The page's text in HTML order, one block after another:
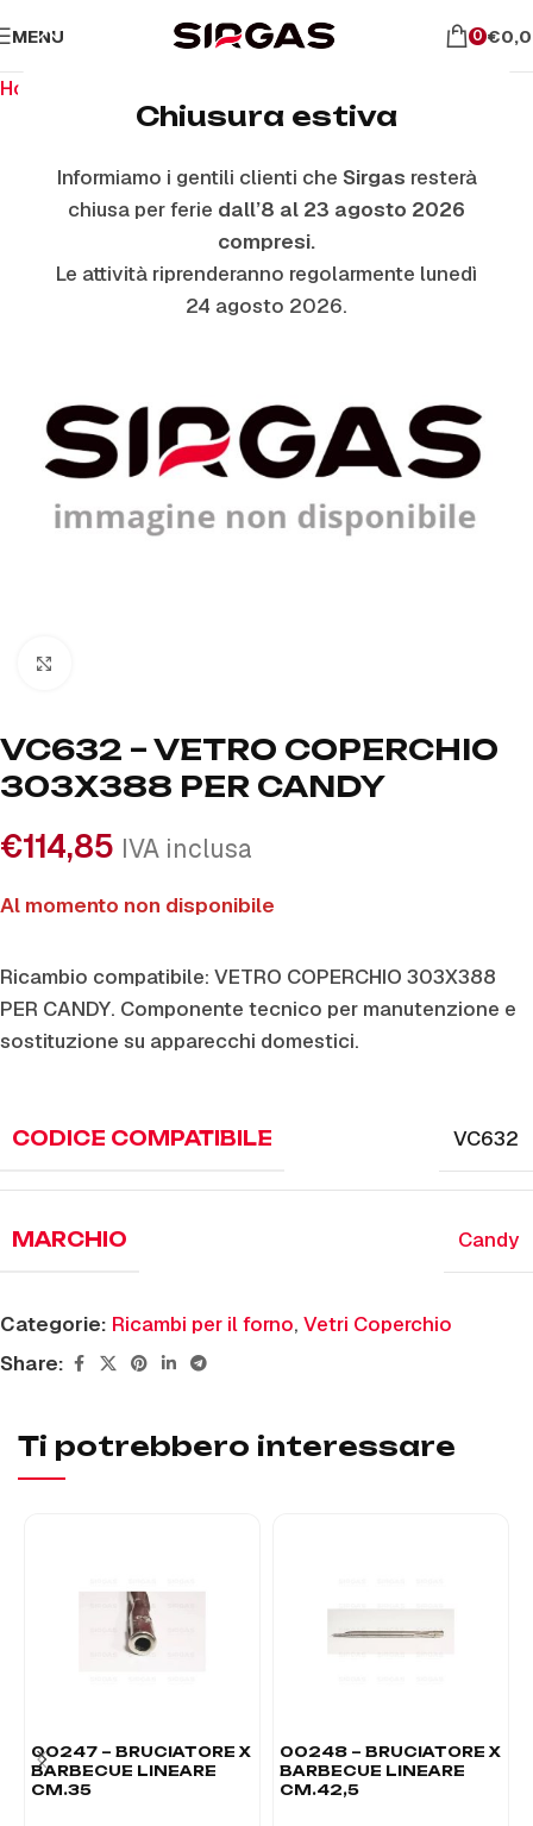
Chiusura estiva
Informiamo i gentili clienti che Sirgas resterà
chiusa per ferie dall’8 al 23 agosto 2026
compresi.
Le attività riprenderanno regolarmente lunedì
24 agosto 2026.
MENU 0 €
Home
ESAURITO
VC632 – VETRO COPERCHIO
303X388 PER CANDY
€114,85 IVA inclusa
Al momento non disponibile
Ricambio compatibile: VETRO COPERCHIO 303X388
PER CANDY. Componente tecnico per manutenzione e
sostituzione su apparecchi domestici.
CODICE COMPATIBILE VC632
MARCHIO Candy
Categorie: Ricambi per il forno, Vetri Coperchio
Share:
Ti potrebbero interessare
00247 – BRUCIATORE X
BARBECUE LINEARE
CM.35
00248 – BRUCIATORE X
BARBECUE LINEARE
CM.42,5